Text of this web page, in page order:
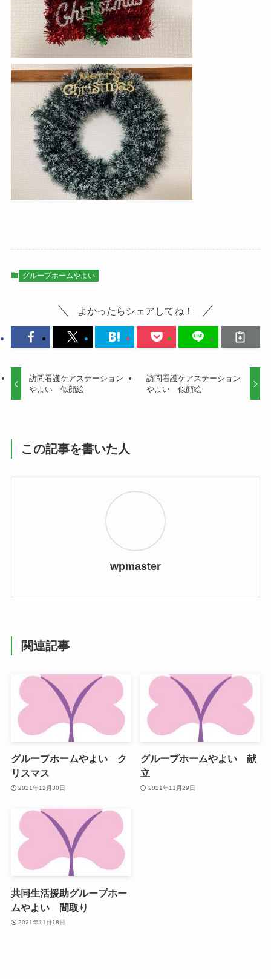
グループホームやよい
よかったらシェアしてね！
訪問看護ケアステーション
やよい 似顔絵
訪問看護ケアステーション
やよい 似顔絵
この記事を書いた人
wpmaster
関連記事
グループホームやよい ク
リスマス
2021年12月30日
グループホームやよい 献
立
2021年11月29日
共同生活援助グループホー
ムやよい 間取り
2021年11月18日